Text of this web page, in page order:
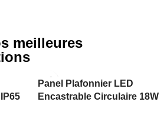
meilleures
Panel Plafonnier LED
Encastrable Circulaire 18W